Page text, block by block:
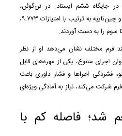
نن‌گوئن نیز با امتیاز ۹.۷۲۶ در جایگاه ششم ایستاد. در نن‌گوئن،
نمایندگان هنگ‌کنگ، اندونزی و چین‌تایپه به ترتیب با امتیازات ۹.۷۷۳،
فرم مختلف نشان می‌دهد او از نظر
اجرای متنوع، یکی از مهره‌های قابل
فشردگی اجراها و فشار داوری باعث
شرکت می‌کند، نیاز به آمادگی ویژه‌ای
شد؛ فاصله کم با